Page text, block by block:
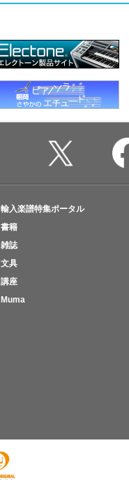
輸入楽譜特集ポータル
書籍
雑誌
文具
講座
Muma